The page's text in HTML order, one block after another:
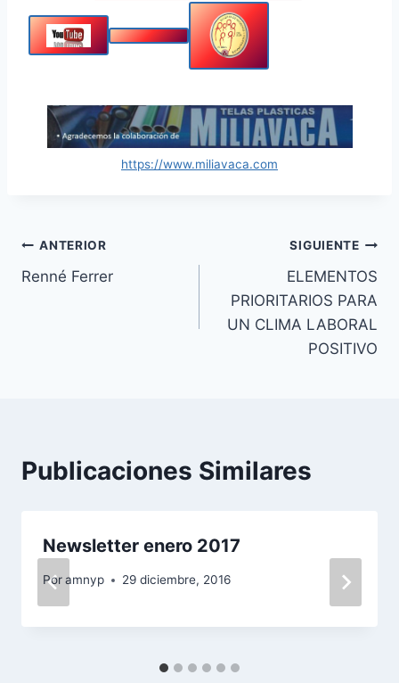
https://www.miliavaca.com
Navegación
de
ANTERIOR
Renné Ferrer
SIGUIENTE
ELEMENTOS
PRIORITARIOS PARA
UN CLIMA LABORAL
POSITIVO
Publicaciones Similares
Newsletter enero 2017
Poramnyp 29 diciembre, 2016